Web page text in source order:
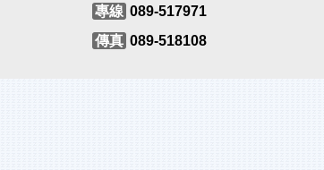
專線 089-517971
傳真 089-518108